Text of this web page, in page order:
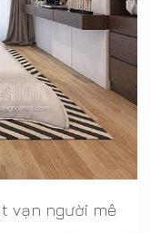
vạn người mê